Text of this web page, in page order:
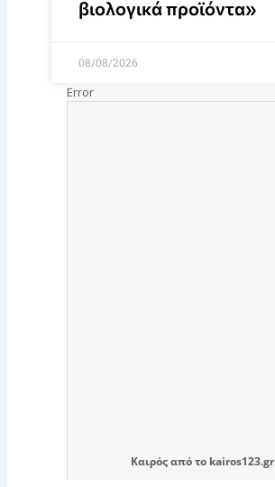
βιολογικά προϊόντα»
08/08/2026
Καιρόςαπό το kairos123.gr